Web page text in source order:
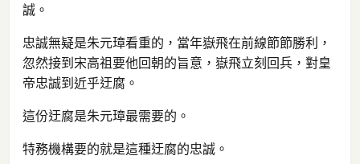
誠。
忠誠無疑是朱元璋看重的，當年嶽飛在前線節節勝利，
忽然接到宋高祖要他回朝的旨意，嶽飛立刻回兵，對皇
帝忠誠到近乎迂腐。
這份迂腐是朱元璋最需要的。
特務機構要的就是這種迂腐的忠誠。